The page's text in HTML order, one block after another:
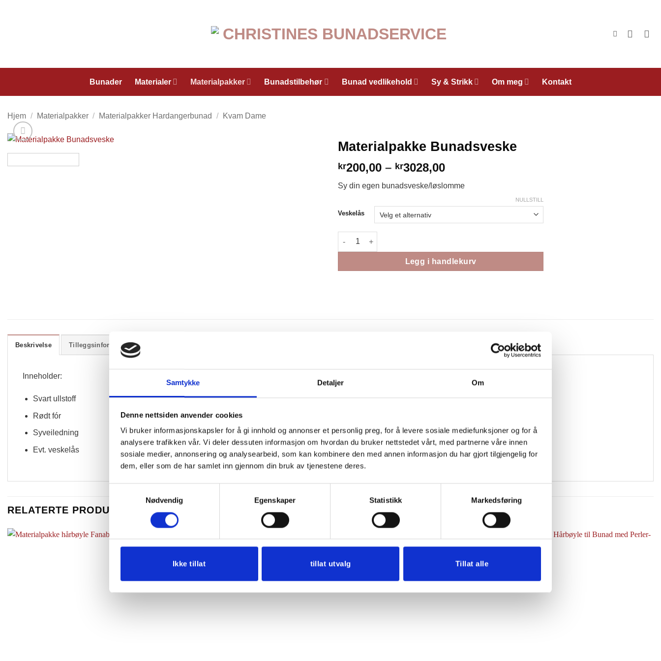
Samtykke Detaljer Om
Denne nettsiden anvender cookies
Vi bruker informasjonskapsler for å gi innhold og annonser et personlig preg, for å levere sosiale mediefunksjoner og for å
analysere trafikken vår. Vi deler dessuten informasjon om hvordan du bruker nettstedet vårt, med partnerne våre innen
sosiale medier, annonsering og analysearbeid, som kan kombinere den med annen informasjon du har gjort tilgjengelig for
dem, eller som de har samlet inn gjennom din bruk av tjenestene deres.
Nødvendig
Egenskaper Statistikk Markedsføring
Ikke tillat tillat utvalg Tillat alle
Bunader Materialer Materialpakker Bunadstilbehør Bunad vedlikehold Sy & Strikk Om meg Kontakt
Hjem / Materialpakker / Materialpakker Hardangerbunad / Kvam Dame
Materialpakke Bunadsveske
kr200,00 – kr3028,00Prisområde:
til
Sy din egen bunadsveske/løslomme
Veskelås
NULLSTILL
Materialpakke Bunadsveske antall
Legg i handlekurv
Beskrivelse Tilleggsinformasjon
Inneholder:
Svart ullstoff
Rødt fór
Syveiledning
Evt. veskelås
RELATERTE PRODUKTER